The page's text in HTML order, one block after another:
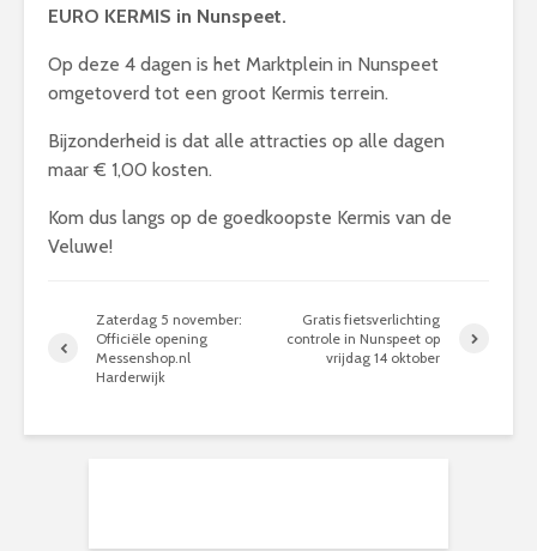
EURO KERMIS in Nunspeet.
Op deze 4 dagen is het Marktplein in Nunspeet
omgetoverd tot een groot Kermis terrein.
Bijzonderheid is dat alle attracties op alle dagen
maar € 1,00 kosten.
Kom dus langs op de goedkoopste Kermis van de
Veluwe!
Zaterdag 5 november:
Officiële opening
Messenshop.nl
Harderwijk
Gratis fietsverlichting
controle in Nunspeet op
vrijdag 14 oktober